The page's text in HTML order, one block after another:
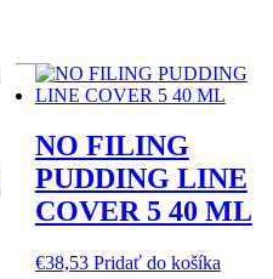
NO FILING
PUDDING LINE
COVER 5 40 ML
€38,53 Pridať do košíka